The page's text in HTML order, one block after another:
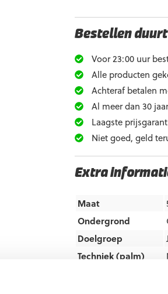
Bestellen
Voor 23:00 uur
Alle producten
Achteraf betalen
Al meer dan 30
Laagste
Niet goed, geld
Extra
Maat
Ondergrond
Doelgroep
Techniek (palm)